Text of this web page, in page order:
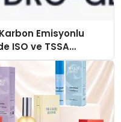
Emisyonlu
ISO ve TSSA